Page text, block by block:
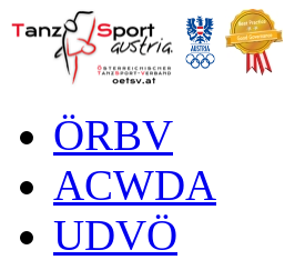
ÖRBV
ACWDA
UDVÖ